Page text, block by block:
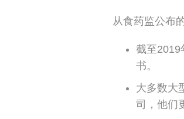
从食药监公布
截至2019
书。
大多数大
司，他们